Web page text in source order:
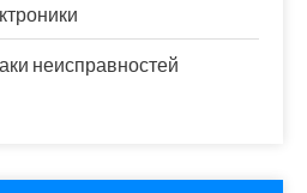
неисправностей